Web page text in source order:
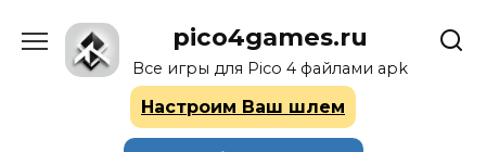
содержанию
pico4games.ru
Все игры для Pico 4 файлами apk
Настроим Ваш шлем